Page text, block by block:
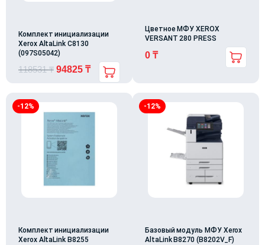
Комплект инициализации
Xerox AltaLink C8130
(097S05042)
118531₸ 94825 ₸
Цветное МФУ XEROX
VERSANT 280 PRESS
0 ₸
-12%
Комплект инициализации
Xerox AltaLink B8255
-12%
Базовый модуль МФУ Xerox
AltaLink B8270 (B8202V_F)